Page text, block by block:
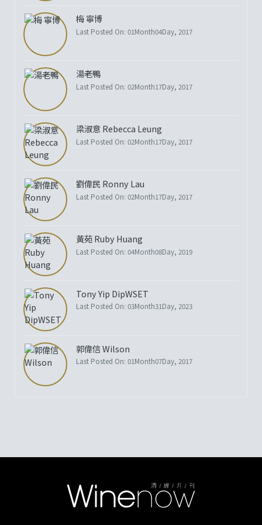
梅 寧博
Last Posted On: 01Month04Day, 2017
湯老鴨
Last Posted On: 02Month17Day, 2017
梁淑意 Rebecca Leung
Last Posted On: 02Month17Day, 2017
劉偉民 Ronny Lau
Last Posted On: 02Month17Day, 2017
黃苑 Ruby Huang
Last Posted On: 04Month08Day, 2019
Tony Yip DipWSET
Last Posted On: 03Month31Day, 2023
郭偉信 Wilson
Last Posted On: 01Month07Day, 2017